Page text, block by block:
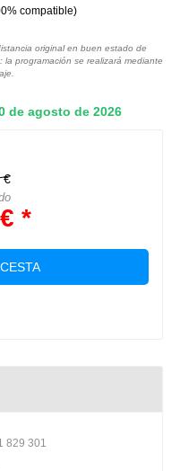
compatible)
original en buen estado de
programación se realizará mediante
de agosto de 2026
€
*
829 301